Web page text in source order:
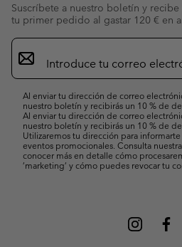
Suscríbete a nuestro boletín y
tu primer pedido al gastar 120 € en
Suscripción
de
correo
Al enviar tu dirección de correo
nuestro boletín y recibirás un 10 % de
Al enviar tu dirección de correo
nuestro boletín y recibirás un 10 % de
Utilizaremos tu dirección para
eventos promocionales. Consulta nuestra
conocer más en detalle cómo
’marketing’ y cómo puedes revocar tu